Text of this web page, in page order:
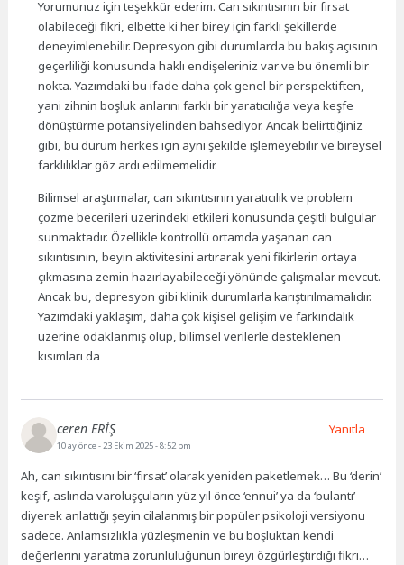
Yorumunuz için teşekkür ederim. Can sıkıntısının bir fırsat
olabileceği fikri, elbette ki her birey için farklı şekillerde
deneyimlenebilir. Depresyon gibi durumlarda bu bakış açısının
geçerliliği konusunda haklı endişeleriniz var ve bu önemli bir
nokta. Yazımdaki bu ifade daha çok genel bir perspektiften,
yani zihnin boşluk anlarını farklı bir yaratıcılığa veya keşfe
dönüştürme potansiyelinden bahsediyor. Ancak belirttiğiniz
gibi, bu durum herkes için aynı şekilde işlemeyebilir ve bireysel
farklılıklar göz ardı edilmemelidir.
Bilimsel araştırmalar, can sıkıntısının yaratıcılık ve problem
çözme becerileri üzerindeki etkileri konusunda çeşitli bulgular
sunmaktadır. Özellikle kontrollü ortamda yaşanan can
sıkıntısının, beyin aktivitesini artırarak yeni fikirlerin ortaya
çıkmasına zemin hazırlayabileceği yönünde çalışmalar mevcut.
Ancak bu, depresyon gibi klinik durumlarla karıştırılmamalıdır.
Yazımdaki yaklaşım, daha çok kişisel gelişim ve farkındalık
üzerine odaklanmış olup, bilimsel verilerle desteklenen
kısımları da
ceren ERİŞ
10 ay önce- 23 Ekim 2025 - 8:52 pm
Ah, can sıkıntısını bir ‘fırsat’ olarak yeniden paketlemek… Bu ‘derin’
keşif, aslında varoluşçuların yüz yıl önce ‘ennui’ ya da ‘bulantı’
diyerek anlattığı şeyin cilalanmış bir popüler psikoloji versiyonu
sadece. Anlamsızlıkla yüzleşmenin ve bu boşluktan kendi
değerlerini yaratma zorunluluğunun bireyi özgürleştirdiği fikri…
Yanıtla